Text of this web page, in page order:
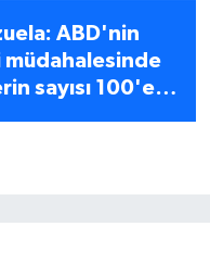
ABD'nin
müdahalesinde
sayısı 100'e